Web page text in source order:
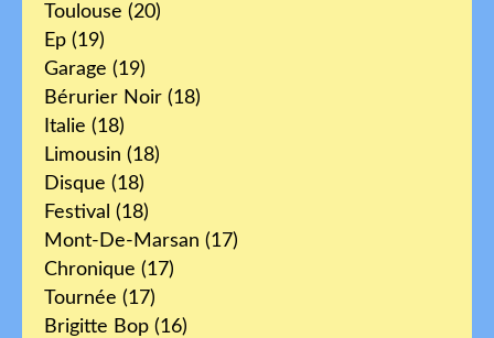
Toulouse (20)
Ep (19)
Garage (19)
Bérurier Noir (18)
Italie (18)
Limousin (18)
Disque (18)
Festival (18)
Mont-De-Marsan (17)
Chronique (17)
Tournée (17)
Brigitte Bop (16)